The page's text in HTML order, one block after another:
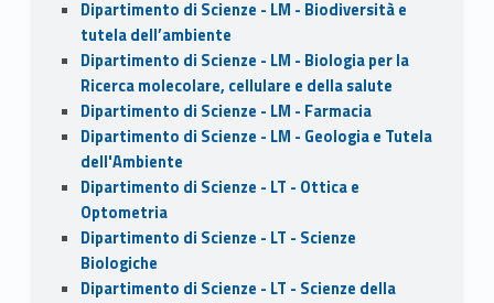
Dipartimento di Scienze - LM - Biodiversità e
tutela dell’ambiente
Dipartimento di Scienze - LM - Biologia per la
Ricerca molecolare, cellulare e della salute
Dipartimento di Scienze - LM - Farmacia
Dipartimento di Scienze - LM - Geologia e Tutela
dell'Ambiente
Dipartimento di Scienze - LT - Ottica e
Optometria
Dipartimento di Scienze - LT - Scienze
Biologiche
Dipartimento di Scienze - LT - Scienze della